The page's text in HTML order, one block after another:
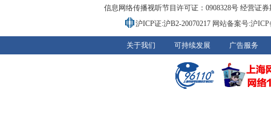
信息网络传播视听节目许可证：0908328号 经营证
沪ICP证:沪B2-20070217 网站备案号:沪
关于我们 可持续发展 广告服务